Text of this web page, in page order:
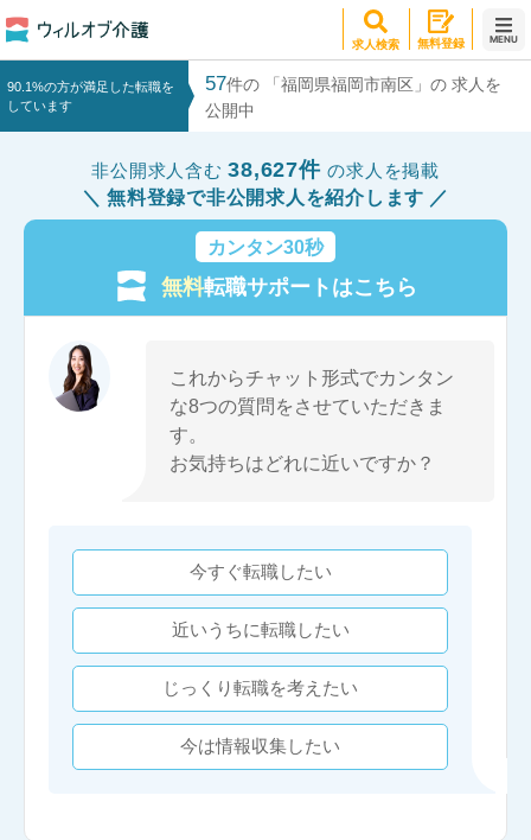
求人検索 無料登録 MENU
90.1%の方が満足した転職を
しています
57件の 「福岡県福岡市南区」の 求人を
公開中
非公開求人含む38,627件の求人を掲載
無料登録で非公開求人を紹介します
カンタン30秒
無料転職サポートはこちら
これからチャット形式でカンタン
な8つの質問をさせていただきま
す。
お気持ちはどれに近いですか？
今すぐ転職したい
近いうちに転職したい
じっくり転職を考えたい
今は情報収集したい